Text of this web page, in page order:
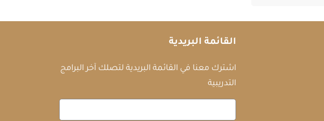
القائمة البريدية
اشترك معنا في القائمة البريدية لتصلك آخر البرامج
التدريبية